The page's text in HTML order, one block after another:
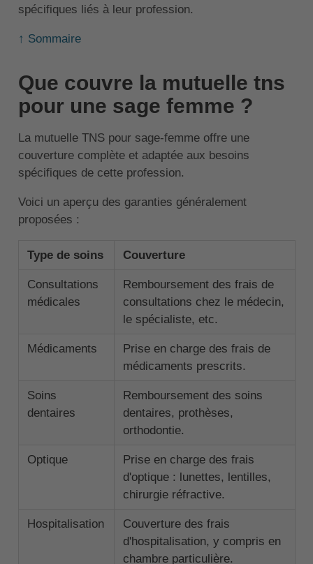
spécifiques liés à leur profession.
↑ Sommaire
Que couvre la mutuelle tns
pour une sage femme ?
La mutuelle TNS pour sage-femme offre une
couverture complète et adaptée aux besoins
spécifiques de cette profession.
Voici un aperçu des garanties généralement
proposées :
Type de soins Couverture
Consultations
médicales
Remboursement des frais de
consultations chez le médecin,
le spécialiste, etc.
Médicaments
Prise en charge des frais de
médicaments prescrits.
Soins
dentaires
Remboursement des soins
dentaires, prothèses,
orthodontie.
Optique
Prise en charge des frais
d'optique : lunettes, lentilles,
chirurgie réfractive.
Hospitalisation
Couverture des frais
d'hospitalisation, y compris en
chambre particulière.